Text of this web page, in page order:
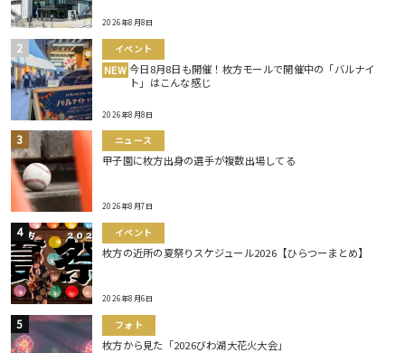
2026年8月8日
イベント
NEW 今日8月8日も開催！枚方モールで開催中の「バルナイ
ト」はこんな感じ
2026年8月8日
ニュース
甲子園に枚方出身の選手が複数出場してる
2026年8月7日
イベント
枚方の近所の夏祭りスケジュール2026【ひらつーまとめ】
2026年8月6日
フォト
枚方から見た「2026びわ湖大花火大会」